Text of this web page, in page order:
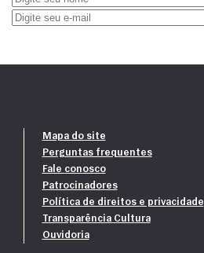
Mapa do site
Perguntas frequentes
Fale conosco
Patrocinadores
Política de direitos e privacidade
Transparência Cultura
Ouvidoria